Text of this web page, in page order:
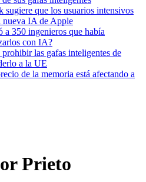
sugiere que los usuarios intensivos
nueva IA de Apple
a 350 ingenieros que había
con IA?
las gafas inteligentes de
a la UE
de la memoria está afectando a
Prieto